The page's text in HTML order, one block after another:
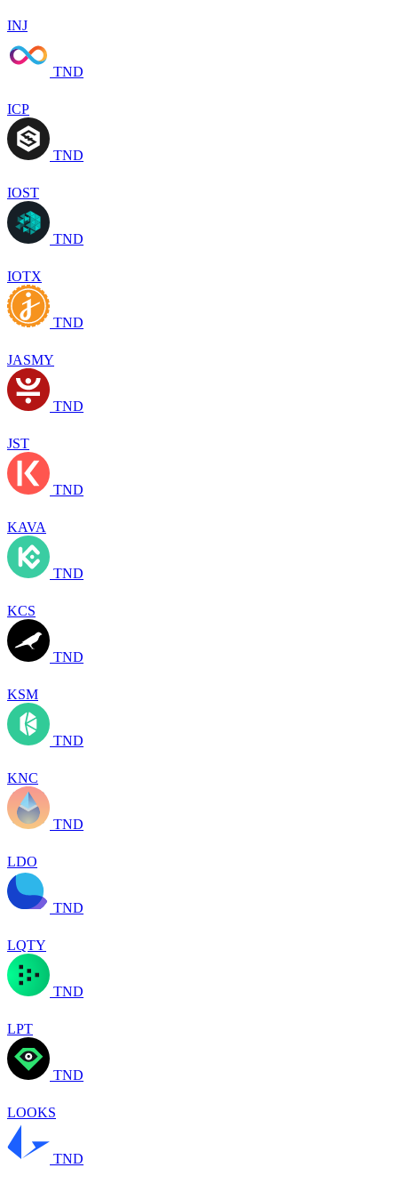
INJ
TND
ICP
TND
IOST
TND
IOTX
TND
JASMY
TND
JST
TND
KAVA
TND
KCS
TND
KSM
TND
KNC
TND
LDO
TND
LQTY
TND
LPT
TND
LOOKS
TND